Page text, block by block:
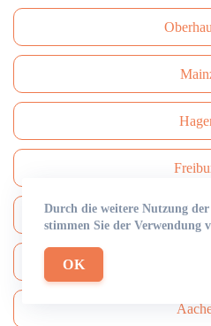
Durch die weitere Nutzung der
stimmen Sie der Verwendung
OK